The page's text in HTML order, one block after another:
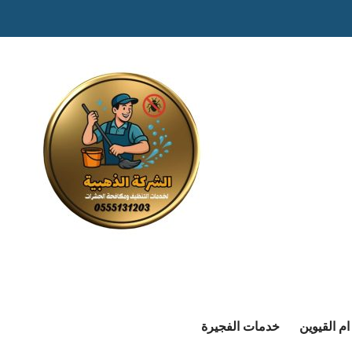
القيوين خدمات الفجيرة